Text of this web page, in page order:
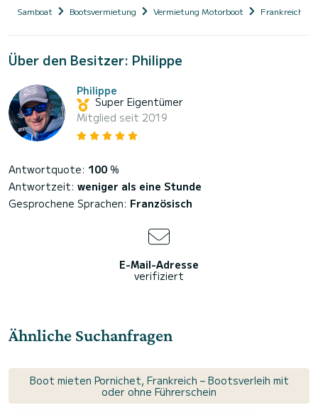
Samboat Bootsvermietung Vermietung Motorboot Frankreich
Über den Besitzer: Philippe
Philippe
Super Eigentümer
Mitglied seit 2019
Antwortquote: 100 %
Antwortzeit: weniger als eine Stunde
Gesprochene Sprachen: Französisch
E-Mail-Adresse
verifiziert
Ähnliche Suchanfragen
Boot mieten Pornichet, Frankreich – Bootsverleih mit
oder ohne Führerschein